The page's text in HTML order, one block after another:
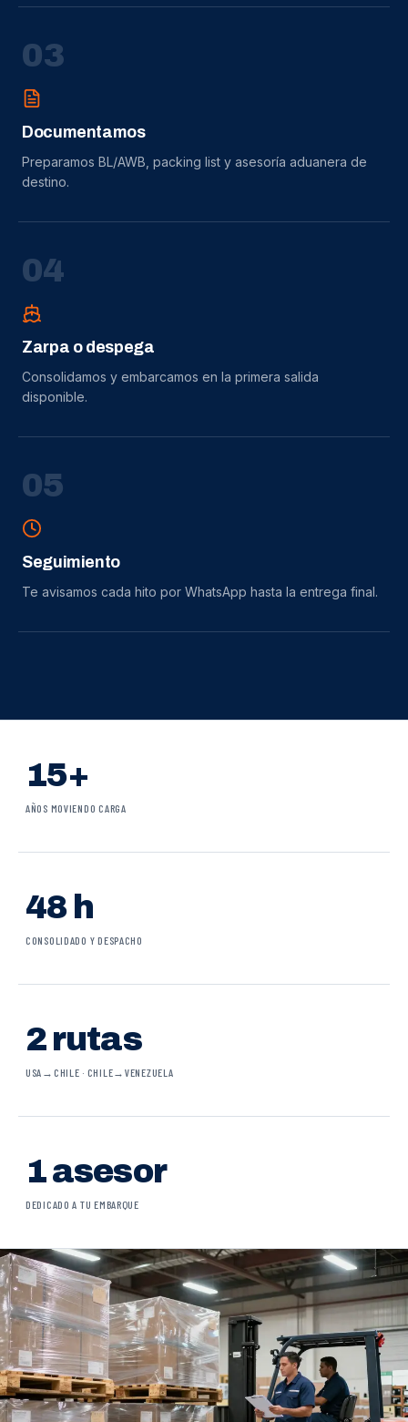
03
Documentamos
Preparamos BL/AWB, packing list y asesoría aduanera de
destino.
04
Zarpa o despega
Consolidamos y embarcamos en la primera salida
disponible.
05
Seguimiento
Te avisamos cada hito por WhatsApp hasta la entrega final.
15+
AÑOS MOVIENDO CARGA
48 h
CONSOLIDADO Y DESPACHO
2 rutas
USA→CHILE · CHILE→VENEZUELA
1 asesor
DEDICADO A TU EMBARQUE